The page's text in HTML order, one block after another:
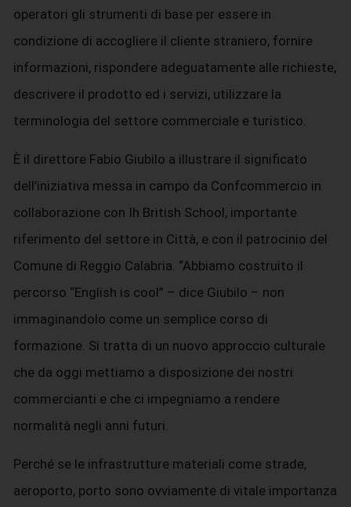
operatori gli strumenti di base per essere in
condizione di accogliere il cliente straniero, fornire
informazioni, rispondere adeguatamente alle richieste,
descrivere il prodotto ed i servizi, utilizzare la
terminologia del settore commerciale e turistico.
È il direttore Fabio Giubilo a illustrare il significato
dell’iniziativa messa in campo da Confcommercio in
collaborazione con Ih British School, importante
riferimento del settore in Città, e con il patrocinio del
Comune di Reggio Calabria. “Abbiamo costruito il
percorso “English is cool” – dice Giubilo – non
immaginandolo come un semplice corso di
formazione. Si tratta di un nuovo approccio culturale
che da oggi mettiamo a disposizione dei nostri
commercianti e che ci impegniamo a rendere
normalità negli anni futuri.
Perché se le infrastrutture materiali come strade,
aeroporto, porto sono ovviamente di vitale importanza